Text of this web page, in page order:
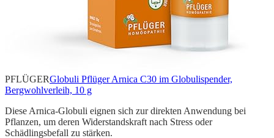
PFLÜGERGlobuli Pflüger Arnica C30 im Globulispender,
Bergwohlverleih, 10 g
Diese Arnica-Globuli eignen sich zur direkten Anwendung bei
Pflanzen, um deren Widerstandskraft nach Stress oder
Schädlingsbefall zu stärken.